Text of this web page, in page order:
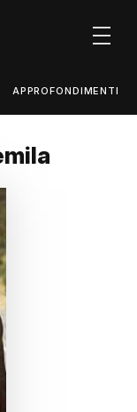
APPROFONDIMENTI